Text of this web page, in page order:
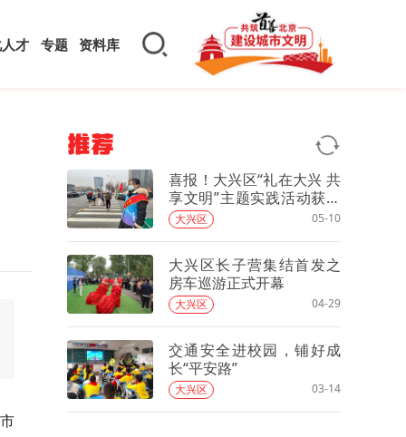
才 专题 资料库
推荐
喜报！大兴区“礼在大兴 共
享文明”主题实践活动获评
2023年度首都精神文明建
设工作优秀案例
大兴区 05-10
大兴区长子营集结首发之
房车巡游正式开幕
大兴区 04-29
交通安全进校园，铺好成
长“平安路”
大兴区 03-14